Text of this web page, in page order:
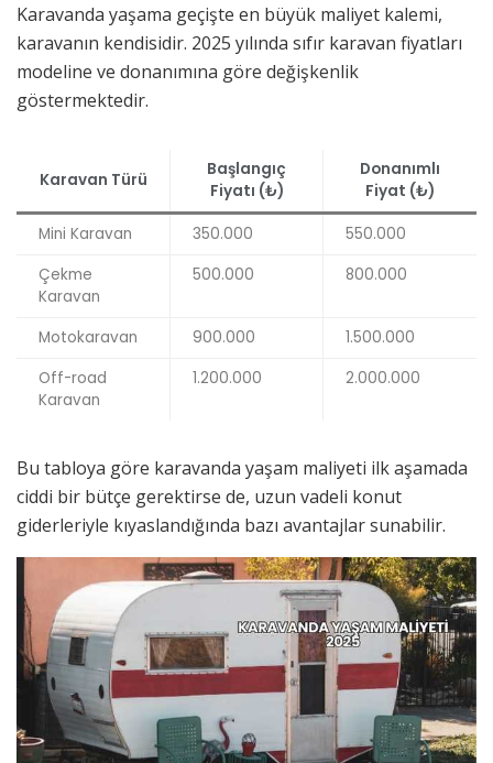
Karavanda yaşama geçişte en büyük maliyet kalemi,
karavanın kendisidir. 2025 yılında sıfır karavan fiyatları
modeline ve donanımına göre değişkenlik
göstermektedir.
Karavan Türü
Başlangıç
Fiyatı (₺)
Donanımlı
Fiyat (₺)
Mini Karavan 350.000
550.000
Çekme
Karavan
500.000 800.000
Motokaravan 900.000
1.500.000
Off-road
Karavan
1.200.000 2.000.000
Bu tabloya göre karavanda yaşam maliyeti ilk aşamada
ciddi bir bütçe gerektirse de, uzun vadeli konut
giderleriyle kıyaslandığında bazı avantajlar sunabilir.